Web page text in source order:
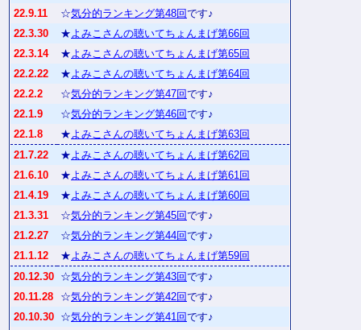
22.9.11
☆気分的ランキング第48回です♪
22.3.30
★よみこさんの聴いてちょんまげ第66回
22.3.14
★よみこさんの聴いてちょんまげ第65回
22.2.22
★よみこさんの聴いてちょんまげ第64回
22.2.2
☆気分的ランキング第47回です♪
22.1.9
☆気分的ランキング第46回です♪
22.1.8
★よみこさんの聴いてちょんまげ第63回
21.7.22
★よみこさんの聴いてちょんまげ第62回
21.6.10
★よみこさんの聴いてちょんまげ第61回
21.4.19
★よみこさんの聴いてちょんまげ第60回
21.3.31
☆気分的ランキング第45回です♪
21.2.27
☆気分的ランキング第44回です♪
21.1.12
★よみこさんの聴いてちょんまげ第59回
20.12.30 ☆気分的ランキング第43回です♪
20.11.28
☆気分的ランキング第42回です♪
20.10.30 ☆気分的ランキング第41回です♪